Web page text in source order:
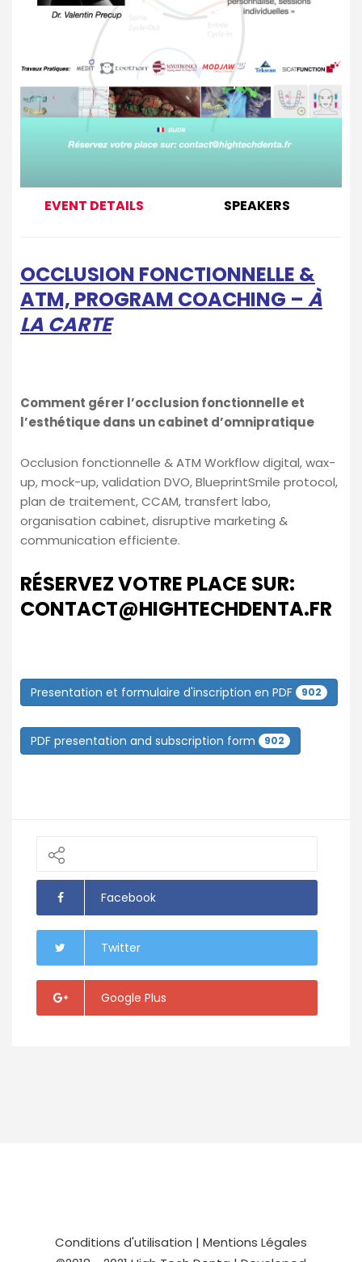
EVENT DETAILS SPEAKERS
OCCLUSION FONCTIONNELLE &
ATM, PROGRAM COACHING – À
LA CARTE
Comment gérer l’occlusion fonctionnelle et
l’esthétique dans un cabinet d’omnipratique
Occlusion fonctionnelle & ATM Workflow digital, wax-
up, mock-up, validation DVO, BlueprintSmile protocol,
plan de traitement, CCAM, transfert labo,
organisation cabinet, disruptive marketing &
communication efficiente.
RÉSERVEZ VOTRE PLACE SUR:
CONTACT@HIGHTECHDENTA.FR
Presentation et formulaire d'inscription en PDF 902
PDF presentation and subscription form 902
Facebook
Twitter
Google Plus
Conditions d'utilisation | Mentions Légales